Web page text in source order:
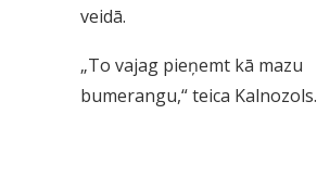
veidā.
„To vajag pieņemt kā mazu
bumerangu,“ teica Kalnozols.